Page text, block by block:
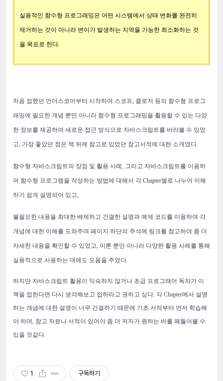
실용적인 함수형 프로그래밍은 어떤 시스템에서 상태 변화를 완전히
제거하는 것이 아니라 변이가 발생하는 지역을 가능한 최소화하는 것
을 목표로 한다.
처음 접했던 언더스코어부터 시작하여 스코프, 클로저 등의 함수형 프로그
래밍에 필요한 개념 뿐만 아니라 함수형 프로그래밍을 활용할 수 있는 다양
한 정보를 제공하여 새로운 접근 방식으로 자바스크립트를 바라볼 수 있었
고, 가장 좋았던 점은 책 뒤에 참고로 있었던 참고서적에 대한 소개였다.
함수형 자바스크립트의 장점 및 활용 사례, 그리고 자바스크립트를 이용하
여 함수형 프로그램을 작성하는 방법에 대해서 각 Chapter별로 나누어 이해
하기 쉽게 설명되어 있고,
불필요한 내용을 최대한 배제하고 간결한 설명과 예제 코드를 이용하여 각
개념에 대한 이해를 도와주며 페이지 하단의 주석에 링크를 참고하여 좀 더
자세한 내용을 확인할 수 있었고, 이론 뿐만 아니라 다양한 활용 사례를 통해
실용적으로 사용하는 데에도 도움을 주었다.
하지만 자바스크립트 활용이 익숙하지 않거나 초급 프로그래머 독자가 이
책을 접한다면 다시 생각해보고 접하라고 권하고 싶다. 각 Chapter에서 설명
하는 개념에 대한 설명이 너무 간결하기 때문에 기초 서적부터 먼저 학습해
야 하며, 참고 자료나 서적이 있어야 좀 더 저자가 원하는 바를 꽤뚫어볼 수
있을 것같다.
1 구독하기